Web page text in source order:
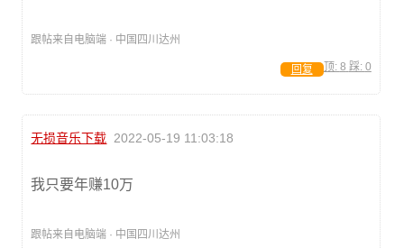
跟帖来自电脑端 · 中国四川达州
顶: 8 踩: 0
回复
无损音乐下载 2022-05-19 11:03:18
我只要年赚10万
跟帖来自电脑端 · 中国四川达州